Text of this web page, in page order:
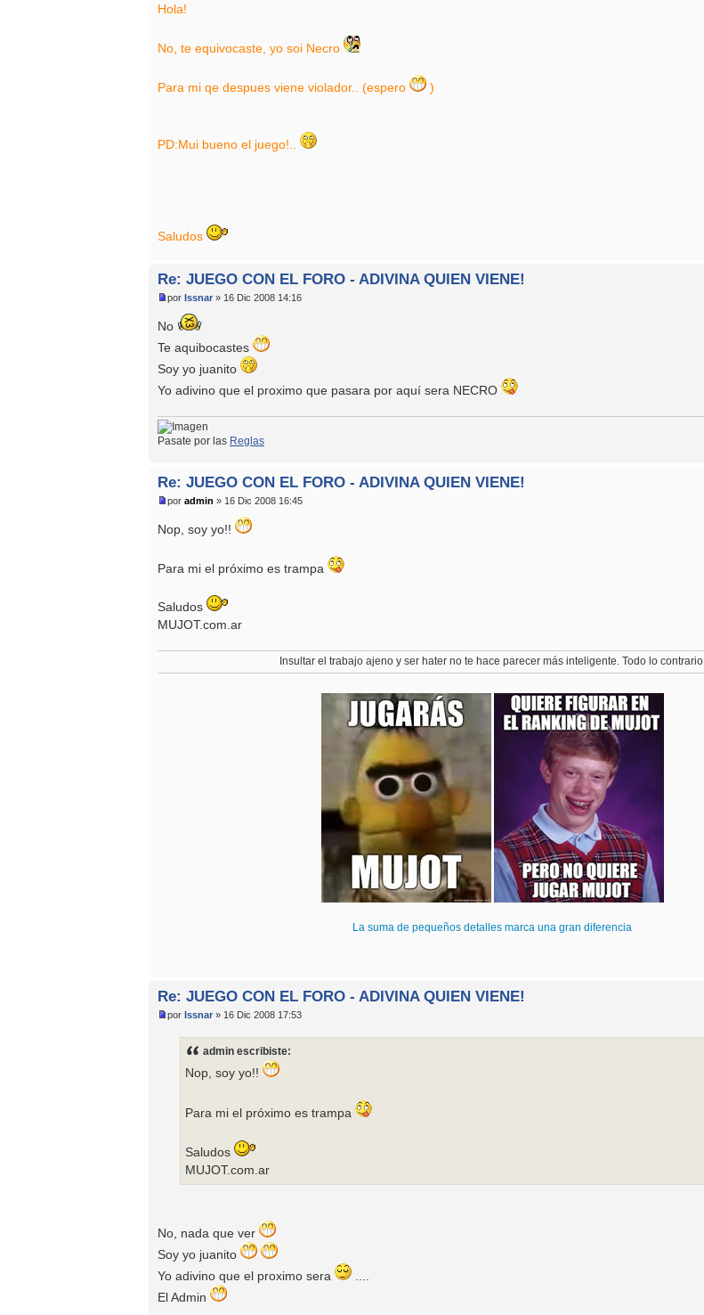
Hola!
No, te equivocaste, yo soi Necro
Para mi qe despues viene violador.. (espero )
PD:Mui bueno el juego!..
Saludos
Re: JUEGO CON EL FORO - ADIVINA QUIEN VIENE!
por Issnar » 16 Dic 2008 14:16
No
Te aquibocastes
Soy yo juanito
Yo adivino que el proximo que pasara por aquí sera NECRO
Pasate por las Reglas
Re: JUEGO CON EL FORO - ADIVINA QUIEN VIENE!
por admin » 16 Dic 2008 16:45
Nop, soy yo!!
Para mi el próximo es trampa
Saludos
MUJOT.com.ar
Insultar el trabajo ajeno y ser hater no te hace parecer más inteligente. Todo lo contrario.
La suma de pequeños detalles marca una gran diferencia
Re: JUEGO CON EL FORO - ADIVINA QUIEN VIENE!
por Issnar » 16 Dic 2008 17:53
admin escribiste:
Nop, soy yo!!
Para mi el próximo es trampa
Saludos
MUJOT.com.ar
No, nada que ver
Soy yo juanito
Yo adivino que el proximo sera
El Admin